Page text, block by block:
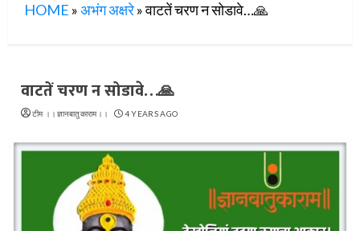
HOME »अभंग अक्षरे»वाटतें चरण न सोडावे…🙏
वाटतें चरण न सोडावे…🙏
टीम ।।ज्ञानबातुकाराम।। 4 YEARS AGO